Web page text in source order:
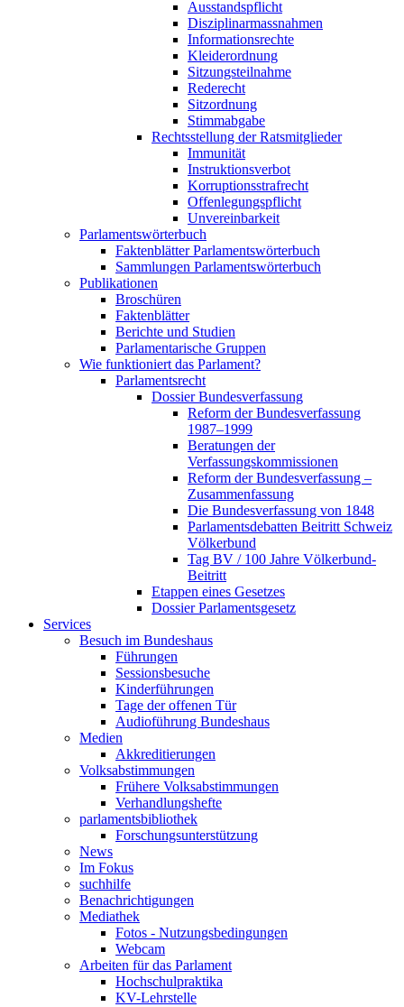
Ausstandspflicht
Disziplinarmassnahmen
Informationsrechte
Kleiderordnung
Sitzungsteilnahme
Rederecht
Sitzordnung
Stimmabgabe
Rechtsstellung der Ratsmitglieder
Immunität
Instruktionsverbot
Korruptionsstrafrecht
Offenlegungspflicht
Unvereinbarkeit
Parlamentswörterbuch
Faktenblätter Parlamentswörterbuch
Sammlungen Parlamentswörterbuch
Publikationen
Broschüren
Faktenblätter
Berichte und Studien
Parlamentarische Gruppen
Wie funktioniert das Parlament?
Parlamentsrecht
Dossier Bundesverfassung
Reform der Bundesverfassung
1987–1999
Beratungen der
Verfassungskommissionen
Reform der Bundesverfassung –
Zusammenfassung
Die Bundesverfassung von 1848
Parlamentsdebatten Beitritt Schweiz
Völkerbund
Tag BV / 100 Jahre Völkerbund-
Beitritt
Etappen eines Gesetzes
Dossier Parlamentsgesetz
Services
Besuch im Bundeshaus
Führungen
Sessionsbesuche
Kinderführungen
Tage der offenen Tür
Audioführung Bundeshaus
Medien
Akkreditierungen
Volksabstimmungen
Frühere Volksabstimmungen
Verhandlungshefte
parlamentsbibliothek
Forschungsunterstützung
News
Im Fokus
suchhilfe
Benachrichtigungen
Mediathek
Fotos - Nutzungsbedingungen
Webcam
Arbeiten für das Parlament
Hochschulpraktika
KV-Lehrstelle